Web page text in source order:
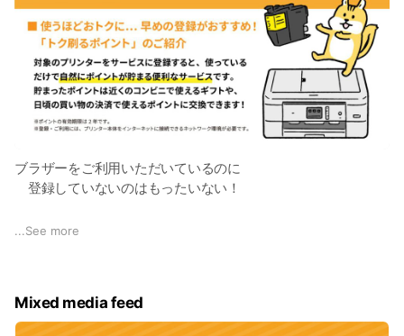
MFC-J4540N, MFC-J4940DN, MFC-J5800CDW, MFC-
J7100CDW, MFC-J7300CDW, MFC-J739D(W)N, MFC-
J7500CDW, MFC-J7600CDW, MFC-J904N, MFC-
J939D(W)N
▼ 詳細のFAQについてはこちらから
https://faq.brother.co.jp/app/answers/detail/a_id/13095
ブラザーをご利用いただいているのに
登録していないのはもったいない！
＼ どうせ刷るなら
👻登録50,000件突破！👻※
...See more
Mixed media feed